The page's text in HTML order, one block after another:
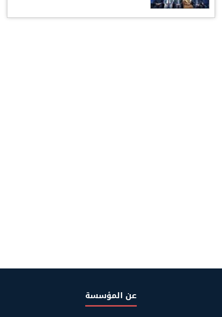
عن المؤسسة